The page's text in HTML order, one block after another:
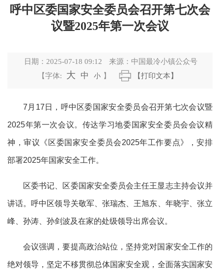
呼中区委国家安全委员会召开第七次会
议暨2025年第一次会议
日期： 2025-07-18 09:12 来源： 中国最冷小镇公众号
【字体:
大 中 小 】 【打印文本】
7月17日，呼中区委国家安全委员会召开第七次会议暨
2025年第一次会议。 传达学习地委国家安全委员会会议精
神，审议《区委国家安全委员会2025年工作要点》，安排
部署2025年国家安全工作。
区委书记、区委国家安全委员会主任王显志主持会议并
讲话。呼中区领导关敬军、张瑞杰、王旭东、年晓宇、张立
峰、孙涛、孙剑波及在家的处级领导出席会议。
会议强调，要提高政治站位，坚持党对国家安全工作的
绝对领导，坚定不移贯彻总体国家安全观，全面落实国家安